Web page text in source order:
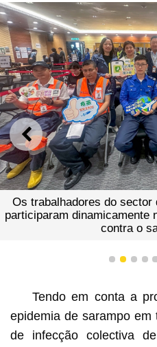
ANTERIOR
Os trabalhadores do sector
participaram dinamicamente
contra o
1 2 3 4
Tendo em conta a
epidemia de sarampo
de infecção colectiva